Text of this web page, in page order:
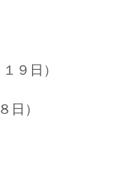
９日）
日）